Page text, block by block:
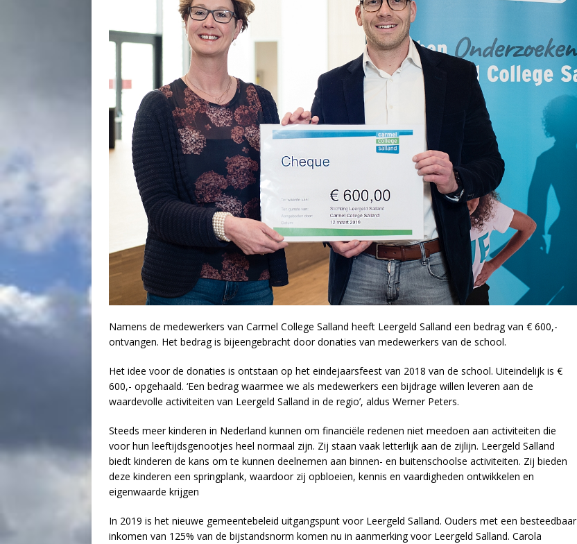
Namens de medewerkers van Carmel College Salland heeft Leergeld Salland een bedrag van € 600,-
ontvangen. Het bedrag is bijeengebracht door donaties van medewerkers van de school.
Het idee voor de donaties is ontstaan op het eindejaarsfeest van 2018 van de school. Uiteindelijk is €
600,- opgehaald. ‘Een bedrag waarmee we als medewerkers een bijdrage willen leveren aan de
waardevolle activiteiten van Leergeld Salland in de regio’, aldus Werner Peters.
Steeds meer kinderen in Nederland kunnen om financiële redenen niet meedoen aan activiteiten die
voor hun leeftijdsgenootjes heel normaal zijn. Zij staan vaak letterlijk aan de zijlijn. Leergeld Salland
biedt kinderen de kans om te kunnen deelnemen aan binnen- en buitenschoolse activiteiten. Zij bieden
deze kinderen een springplank, waardoor zij opbloeien, kennis en vaardigheden ontwikkelen en
eigenwaarde krijgen
In 2019 is het nieuwe gemeentebeleid uitgangspunt voor Leergeld Salland. Ouders met een besteedbaar
inkomen van 125% van de bijstandsnorm komen nu in aanmerking voor Leergeld Salland. Carola